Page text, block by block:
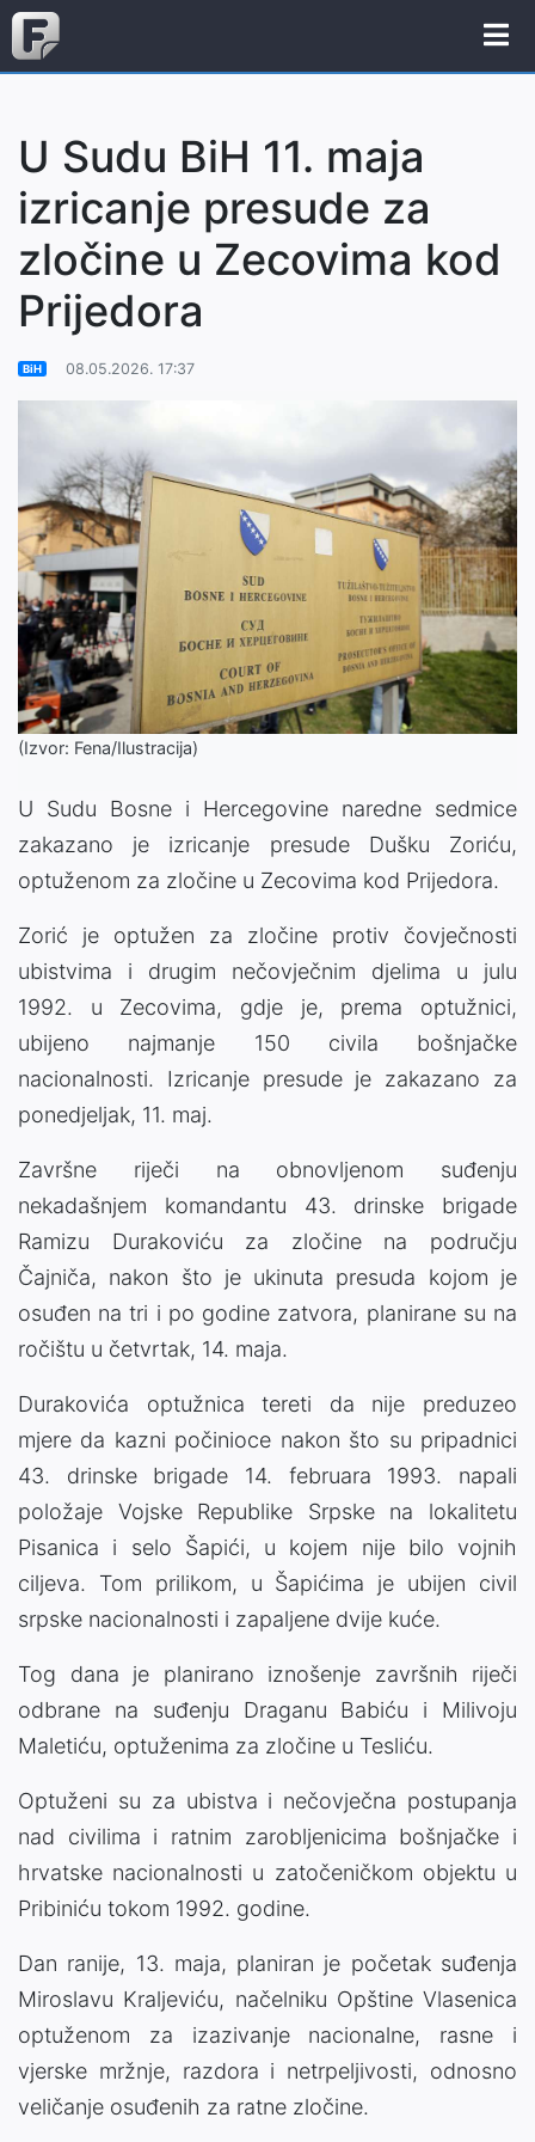
U Sudu BiH 11. maja
izricanje presude za
zločine u Zecovima kod
Prijedora
BiH 08.05.2026. 17:37
(Izvor: Fena/Ilustracija)
U Sudu Bosne i Hercegovine naredne sedmice
zakazano je izricanje presude Dušku Zoriću,
optuženom za zločine u Zecovima kod Prijedora.
Zorić je optužen za zločine protiv čovječnosti
ubistvima i drugim nečovječnim djelima u julu
1992. u Zecovima, gdje je, prema optužnici,
ubijeno najmanje 150 civila bošnjačke
nacionalnosti. Izricanje presude je zakazano za
ponedjeljak, 11. maj.
Završne riječi na obnovljenom suđenju
nekadašnjem komandantu 43. drinske brigade
Ramizu Durakoviću za zločine na području
Čajniča, nakon što je ukinuta presuda kojom je
osuđen na tri i po godine zatvora, planirane su na
ročištu u četvrtak, 14. maja.
Durakovića optužnica tereti da nije preduzeo
mjere da kazni počinioce nakon što su pripadnici
43. drinske brigade 14. februara 1993. napali
položaje Vojske Republike Srpske na lokalitetu
Pisanica i selo Šapići, u kojem nije bilo vojnih
ciljeva. Tom prilikom, u Šapićima je ubijen civil
srpske nacionalnosti i zapaljene dvije kuće.
Tog dana je planirano iznošenje završnih riječi
odbrane na suđenju Draganu Babiću i Milivoju
Maletiću, optuženima za zločine u Tesliću.
Optuženi su za ubistva i nečovječna postupanja
nad civilima i ratnim zarobljenicima bošnjačke i
hrvatske nacionalnosti u zatočeničkom objektu u
Pribiniću tokom 1992. godine.
Dan ranije, 13. maja, planiran je početak suđenja
Miroslavu Kraljeviću, načelniku Opštine Vlasenica
optuženom za izazivanje nacionalne, rasne i
vjerske mržnje, razdora i netrpeljivosti, odnosno
veličanje osuđenih za ratne zločine.